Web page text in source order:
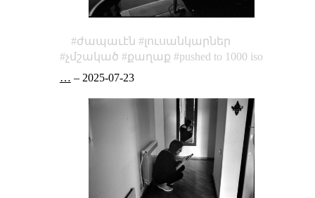
ժապաւէն
լուսանկարներ
չմշակած
քաղաք
pushed to 1000 iso
… – 2025-07-23